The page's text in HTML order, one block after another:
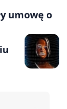
umowę o